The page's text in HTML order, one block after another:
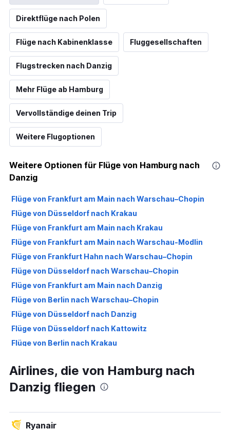
Direktflüge nach Polen
Flüge nach Kabinenklasse Fluggesellschaften
Flugstrecken nach Danzig
Mehr Flüge ab Hamburg
Vervollständige deinen Trip
Weitere Flugoptionen
Weitere Optionen für Flüge von Hamburg nach
Danzig
Flüge von Frankfurt am Main nach Warschau–Chopin
Flüge von Düsseldorf nach Krakau
Flüge von Frankfurt am Main nach Krakau
Flüge von Frankfurt am Main nach Warschau-Modlin
Flüge von Frankfurt Hahn nach Warschau–Chopin
Flüge von Düsseldorf nach Warschau–Chopin
Flüge von Frankfurt am Main nach Danzig
Flüge von Berlin nach Warschau–Chopin
Flüge von Düsseldorf nach Danzig
Flüge von Düsseldorf nach Kattowitz
Flüge von Berlin nach Krakau
Flüge von Dortmund nach Danzig
Flüge von Frankfurt am Main nach Kattowitz
Flüge von Düsseldorf nach Warschau-Modlin
Airlines, die von Hamburg nach
Danzig fliegen
Ryanair